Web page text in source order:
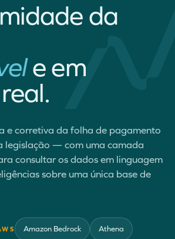
da
e em
e corretiva da folha de pagamento
legislação — com uma camada
consultar os dados em linguagem
sobre uma única base de
Amazon Bedrock Athena